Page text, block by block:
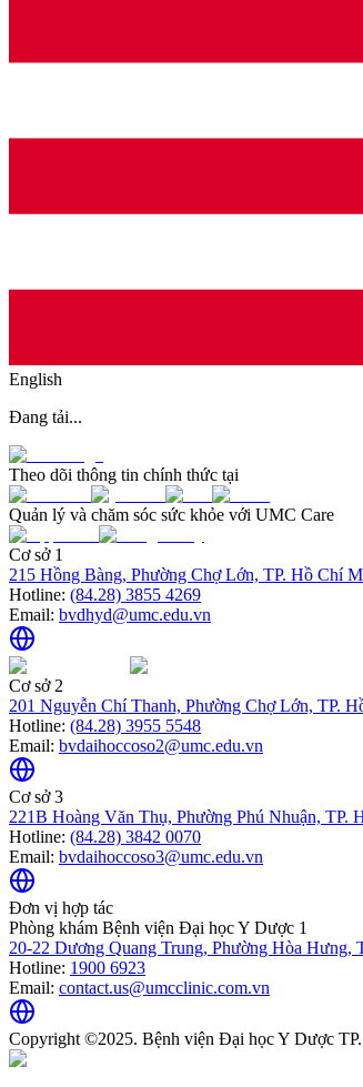
English
Đang tải...
Theo dõi thông tin chính thức tại
Quản lý và chăm sóc sức khỏe với UMC Care
Cơ sở 1
215 Hồng Bàng, Phường Chợ Lớn, TP. Hồ Chí
Hotline: (84.28) 3855 4269
Email: bvdhyd@umc.edu.vn
Cơ sở 2
201 Nguyễn Chí Thanh, Phường Chợ Lớn, TP.
Hotline: (84.28) 3955 5548
Email: bvdaihoccoso2@umc.edu.vn
Cơ sở 3
221B Hoàng Văn Thụ, Phường Phú Nhuận, TP.
Hotline: (84.28) 3842 0070
Email: bvdaihoccoso3@umc.edu.vn
Đơn vị hợp tác
Phòng khám Bệnh viện Đại học Y Dược 1
20-22 Dương Quang Trung, Phường Hòa Hưng,
Hotline: 1900 6923
Email: contact.us@umcclinic.com.vn
Copyright ©2025. Bệnh viện Đại học Y Dược